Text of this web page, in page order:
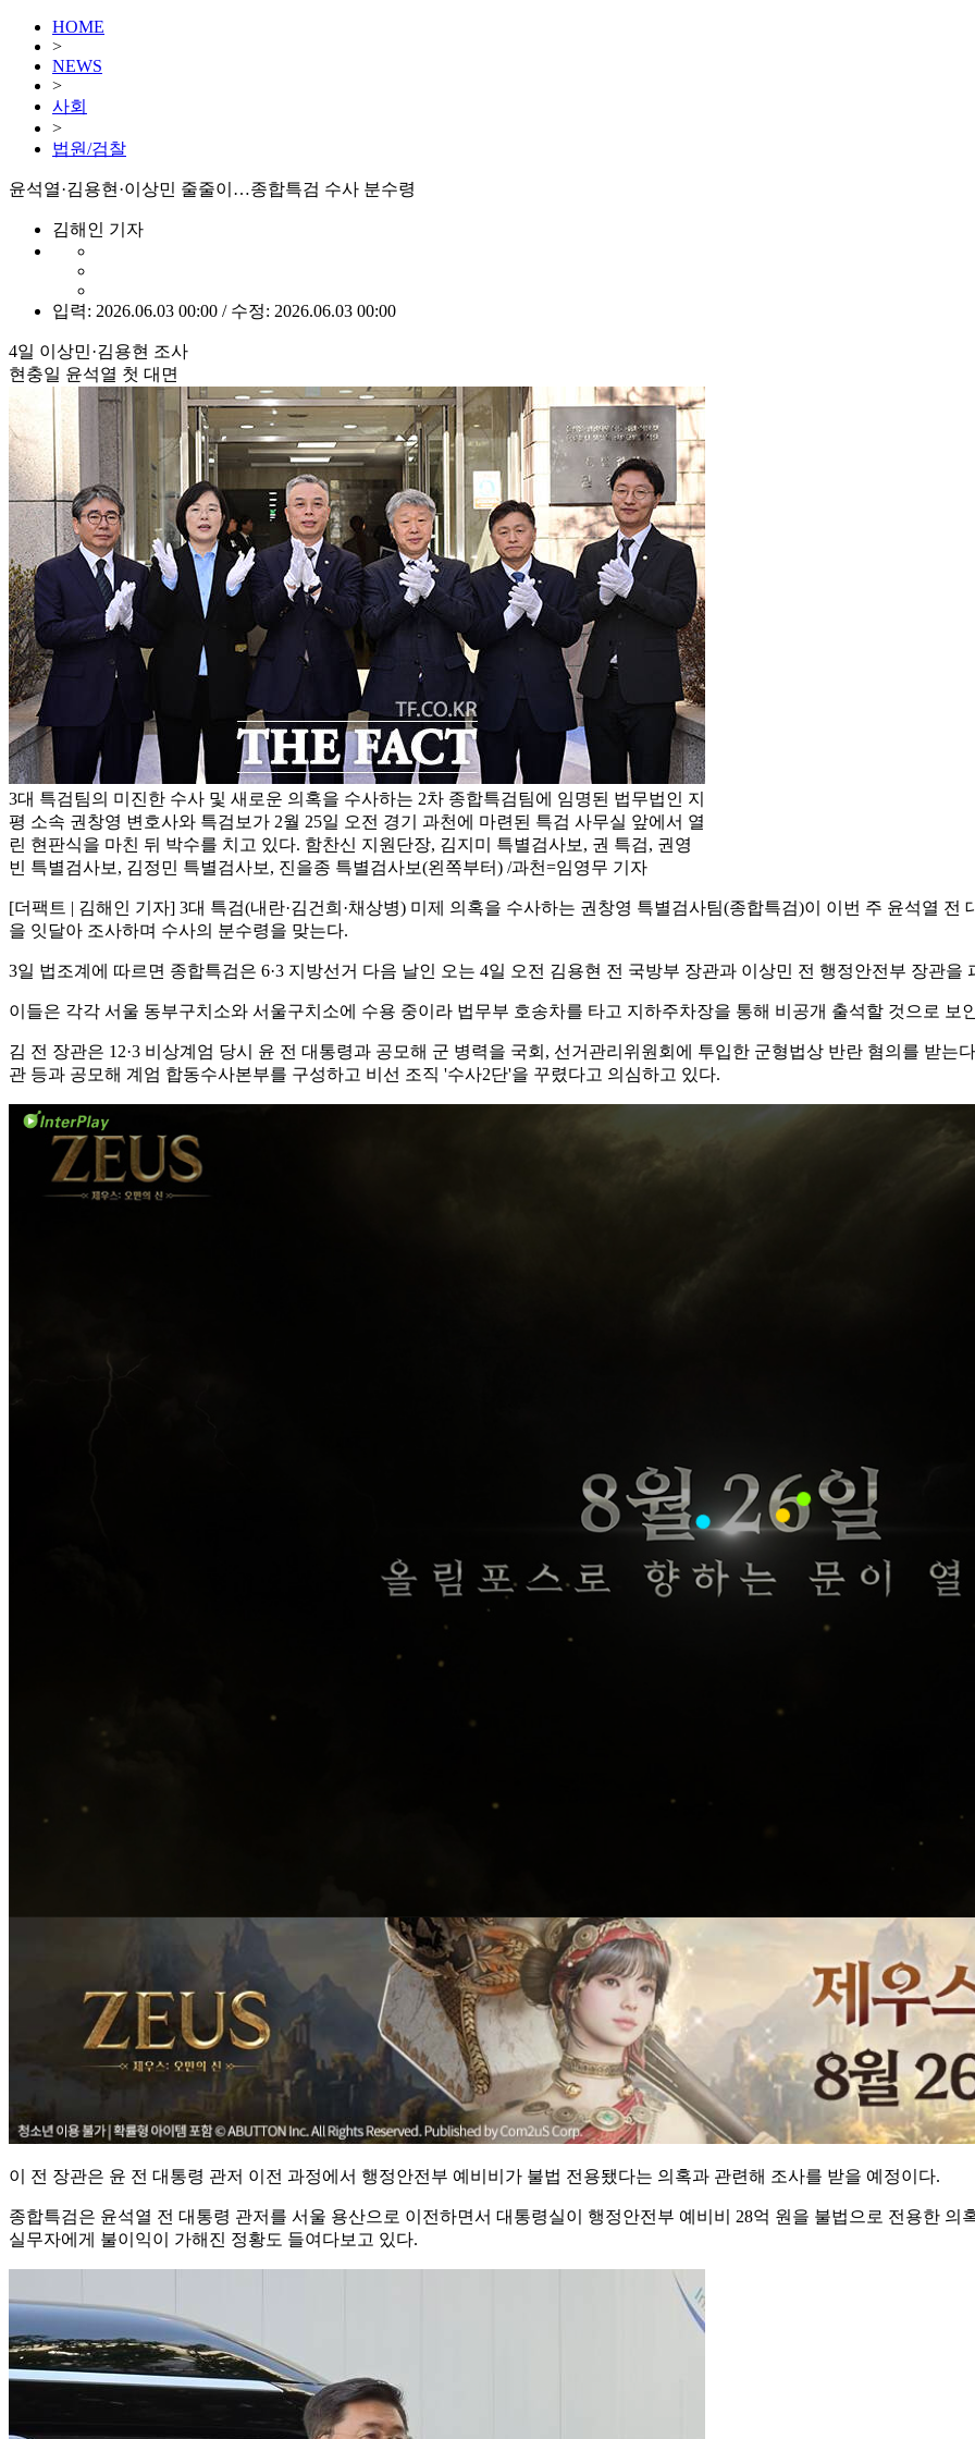
HOME
>
NEWS
>
사회
>
법원/검찰
윤석열·김용현·이상민 줄줄이…종합특검 수사 분수령
김해인 기자
입력: 2026.06.03 00:00 / 수정: 2026.06.03 00:00
4일 이상민·김용현 조사
현충일 윤석열 첫 대면
3대 특검팀의 미진한 수사 및 새로운 의혹을 수사하는 2차 종합특검팀에 임명된 법무법인 지
평 소속 권창영 변호사와 특검보가 2월 25일 오전 경기 과천에 마련된 특검 사무실 앞에서 열
린 현판식을 마친 뒤 박수를 치고 있다. 함찬신 지원단장, 김지미 특별검사보, 권 특검, 권영
빈 특별검사보, 김정민 특별검사보, 진을종 특별검사보(왼쪽부터) /과천=임영무 기자
[더팩트 | 김해인 기자] 3대 특검(내란·김건희·채상병) 미제 의혹을 수사하는 권창영 특별검사팀(종합특검)이 이번 주 윤석열
을 잇달아 조사하며 수사의 분수령을 맞는다.
3일 법조계에 따르면 종합특검은 6·3 지방선거 다음 날인 오는 4일 오전 김용현 전 국방부 장관과 이상민 전 행정안전부 장관
이들은 각각 서울 동부구치소와 서울구치소에 수용 중이라 법무부 호송차를 타고 지하주차장을 통해 비공개 출석할 것으로 보
김 전 장관은 12·3 비상계엄 당시 윤 전 대통령과 공모해 군 병력을 국회, 선거관리위원회에 투입한 군형법상 반란 혐의를 받
관 등과 공모해 계엄 합동수사본부를 구성하고 비선 조직 '수사2단'을 꾸렸다고 의심하고 있다.
이 전 장관은 윤 전 대통령 관저 이전 과정에서 행정안전부 예비비가 불법 전용됐다는 의혹과 관련해 조사를 받을 예정이다.
종합특검은 윤석열 전 대통령 관저를 서울 용산으로 이전하면서 대통령실이 행정안전부 예비비 28억 원을 불법으로 전용한
실무자에게 불이익이 가해진 정황도 들여다보고 있다.